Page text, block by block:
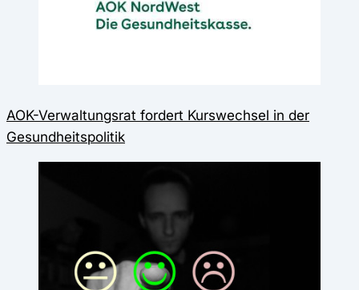
AOK-Verwaltungsrat fordert Kurswechsel in der
Gesundheitspolitik